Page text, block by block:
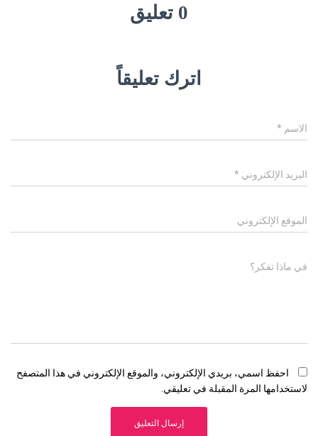
0 تعليق
اترك تعليقاً
الاسم *
البريد الإلكتروني *
الموقع الإلكتروني
في ماذا تفكر؟
احفظ اسمي، بريدي الإلكتروني، والموقع الإلكتروني في هذا المتصفح
لاستخدامها المرة المقبلة في تعليقي.